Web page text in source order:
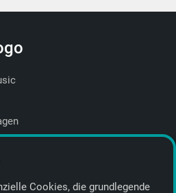
Cookies, die grund­legende